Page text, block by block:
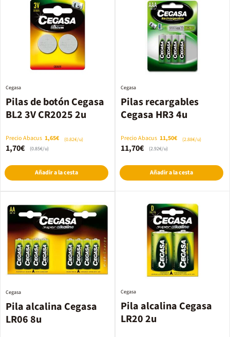
Pilas de botón Cegasa
BL2 3V CR2025 2u
Cegasa
Precio Abacus 1,65€ (0.82€/u)
1,70€ (0.85€/u)
Añadir a la cesta
Pilas recargables
Cegasa HR3 4u
Cegasa
Precio Abacus 11,50€ (2.88€/u)
11,70€ (2.92€/u)
Añadir a la cesta
Pila alcalina Cegasa
LR06 8u
Cegasa
Pila alcalina Cegasa
LR20 2u
Cegasa